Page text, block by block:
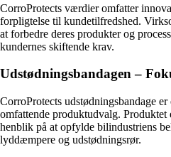
CorroProtects værdier omfatter
forpligtelse til kundetilfredshed.
at forbedre deres produkter og
kundernes skiftende krav.
Udstødningsbandagen –
CorroProtects udstødningsbandage er
omfattende produktudvalg. Produktet
henblik på at opfylde bilindustriens
lyddæmpere og udstødningsrør.